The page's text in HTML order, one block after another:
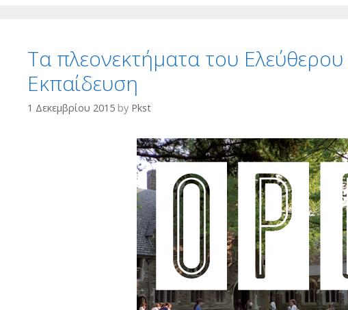
Τα πλεονεκτήματα του
Εκπαίδευση
1 Δεκεμβρίου 2015 by Pkst